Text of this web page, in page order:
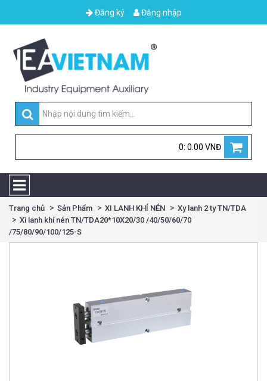
Đăng ký Đăng nhập
0: 0.00 VNĐ
Trang chủ Sản Phẩm XI LANH KHÍ NÉN
Xy lanh 2 ty TN/TDA
Xi lanh khí nén TN/TDA20*10X20/30 /40/50/60/70
/75/80/90/100/125-S